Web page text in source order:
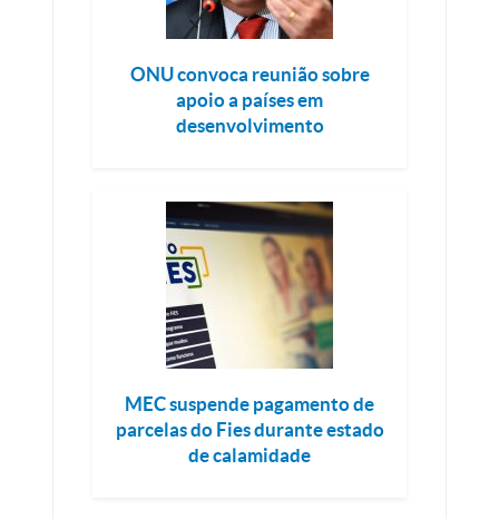
ONU convoca reunião sobre
apoio a países em
desenvolvimento
MEC suspende pagamento de
parcelas do Fies durante estado
de calamidade